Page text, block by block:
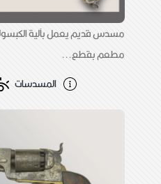
مسدس قديم يعمل بآلية
مطعم بقطع...
المسدسات